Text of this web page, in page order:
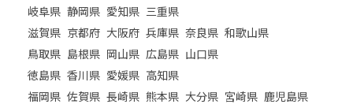
岐阜県 静岡県 愛知県 三重県
滋賀県 京都府 大阪府 兵庫県 奈良県 和歌山県
鳥取県 島根県 岡山県 広島県 山口県
徳島県 香川県 愛媛県 高知県
福岡県 佐賀県 長崎県 熊本県 大分県 宮崎県 鹿児島県